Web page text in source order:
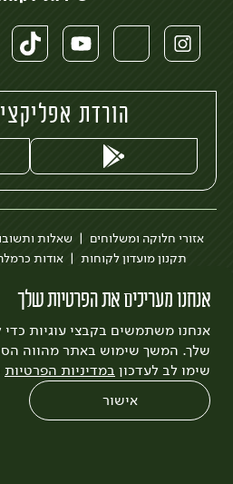
אנחנו מעריכים את הפרטיות שלך
אנחנו משתמשים בקבצי עוגיות
שלך. המשך שימוש באתר מהווה
שימו לב לעדכון במדיניות הפרטיות
אישור
הורדת
אזורי חלוקה ומשלוחים שאלות
תקנון מועדון לקוחות
אודות
לצפייה בעדכון